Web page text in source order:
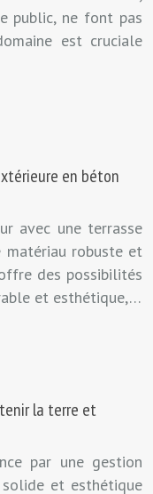
public, ne font pas
est cruciale
en béton
avec une terrasse
matériau robuste et
des possibilités
et esthétique,…
la terre et
par une gestion
et esthétique